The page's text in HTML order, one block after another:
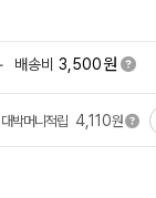
배송비 3,500원
대박머니적립 4,110원